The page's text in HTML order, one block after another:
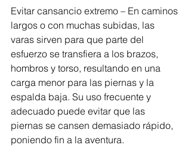
Evitar cansancio extremo – En caminos
largos o con muchas subidas, las
varas sirven para que parte del
esfuerzo se transfiera a los brazos,
hombros y torso, resultando en una
carga menor para las piernas y la
espalda baja. Su uso frecuente y
adecuado puede evitar que las
piernas se cansen demasiado rápido,
poniendo fin a la aventura.